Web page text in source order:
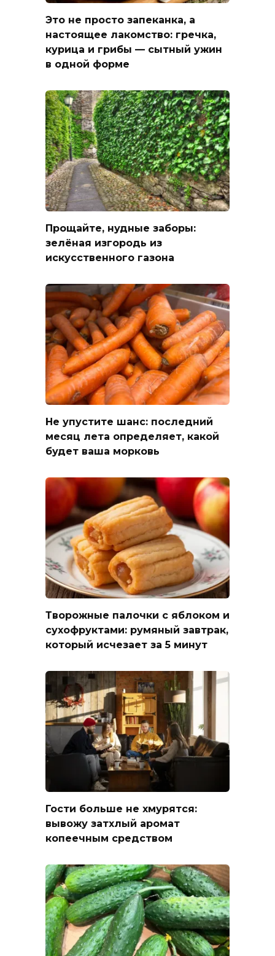
Это не просто запеканка, а
настоящее лакомство: гречка,
курица и грибы — сытный ужин
в одной форме
Прощайте, нудные заборы:
зелёная изгородь из
искусственного газона
Не упустите шанс: последний
месяц лета определяет, какой
будет ваша морковь
Творожные палочки с яблоком и
сухофруктами: румяный завтрак,
который исчезает за 5 минут
Гости больше не хмурятся:
вывожу затхлый аромат
копеечным средством